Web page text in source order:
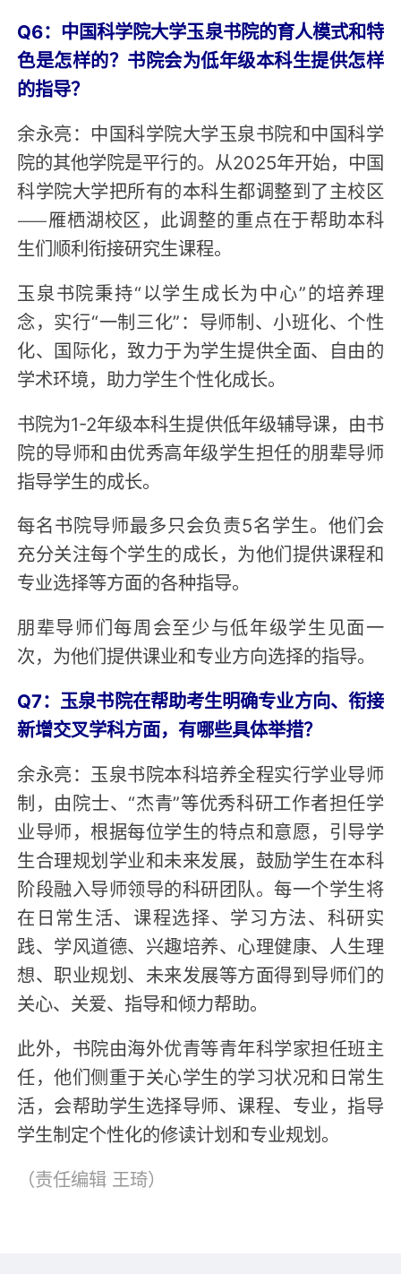
Q6：中国科学院大学玉泉书院的育人模式和特
色是怎样的？书院会为低年级本科生提供怎样
的指导？
余永亮：中国科学院大学玉泉书院和中国科学
院的其他学院是平行的。从2025年开始，中国
科学院大学把所有的本科生都调整到了主校区
——雁栖湖校区，此调整的重点在于帮助本科
生们顺利衔接研究生课程。
玉泉书院秉持“以学生成长为中心”的培养理
念，实行“一制三化”：导师制、小班化、个性
化、国际化，致力于为学生提供全面、自由的
学术环境，助力学生个性化成长。
书院为1-2年级本科生提供低年级辅导课，由书
院的导师和由优秀高年级学生担任的朋辈导师
指导学生的成长。
每名书院导师最多只会负责5名学生。他们会
充分关注每个学生的成长，为他们提供课程和
专业选择等方面的各种指导。
朋辈导师们每周会至少与低年级学生见面一
次，为他们提供课业和专业方向选择的指导。
Q7：玉泉书院在帮助考生明确专业方向、衔接
新增交叉学科方面，有哪些具体举措？
余永亮：玉泉书院本科培养全程实行学业导师
制，由院士、“杰青”等优秀科研工作者担任学
业导师，根据每位学生的特点和意愿，引导学
生合理规划学业和未来发展，鼓励学生在本科
阶段融入导师领导的科研团队。每一个学生将
在日常生活、课程选择、学习方法、科研实
践、学风道德、兴趣培养、心理健康、人生理
想、职业规划、未来发展等方面得到导师们的
关心、关爱、指导和倾力帮助。
此外，书院由海外优青等青年科学家担任班主
任，他们侧重于关心学生的学习状况和日常生
活，会帮助学生选择导师、课程、专业，指导
学生制定个性化的修读计划和专业规划。
（责任编辑 王琦）